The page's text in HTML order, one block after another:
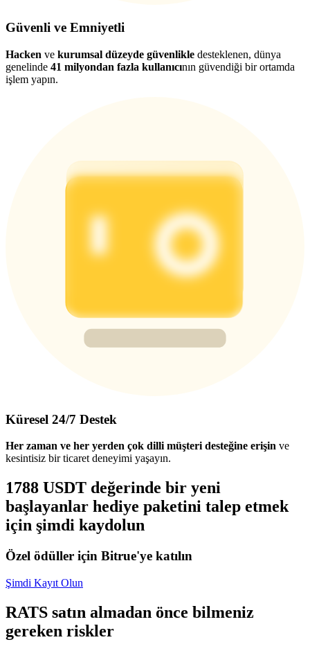
Güvenli ve Emniyetli
Hacken ve kurumsal düzeyde güvenlikle desteklenen, dünya
genelinde 41 milyondan fazla kullanıcının güvendiği bir ortamda
işlem yapın.
Küresel 24/7 Destek
Her zaman ve her yerden çok dilli müşteri desteğine erişin ve
kesintisiz bir ticaret deneyimi yaşayın.
1788 USDT değerinde bir yeni
başlayanlar hediye paketini talep etmek
için şimdi kaydolun
Özel ödüller için Bitrue'ye katılın
Şimdi Kayıt Olun
RATS satın almadan önce bilmeniz
gereken riskler